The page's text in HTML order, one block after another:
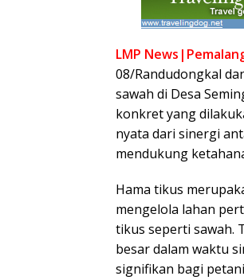
LMP
08/Randudongkal
sawah di Desa
konkret yang
nyata dari sinergi
mendukung
Hama tikus
mengelola lahan
tikus seperti sawah.
besar dalam waktu
signifikan bagi